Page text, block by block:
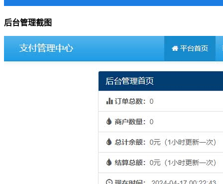
后台管理截图